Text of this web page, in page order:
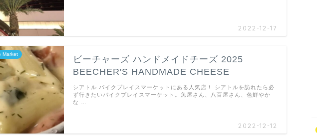
2022-12-17
Market
ビーチャーズ ハンドメイドチーズ 2025
BEECHER'S HANDMADE CHEESE
2022-12-12
シアトル パイクプレイスマーケットにある人気店！ シアトルを訪れたら必
ず行きたいパイクプレイスマーケット。魚屋さん、八百屋さん、色鮮やか
な …